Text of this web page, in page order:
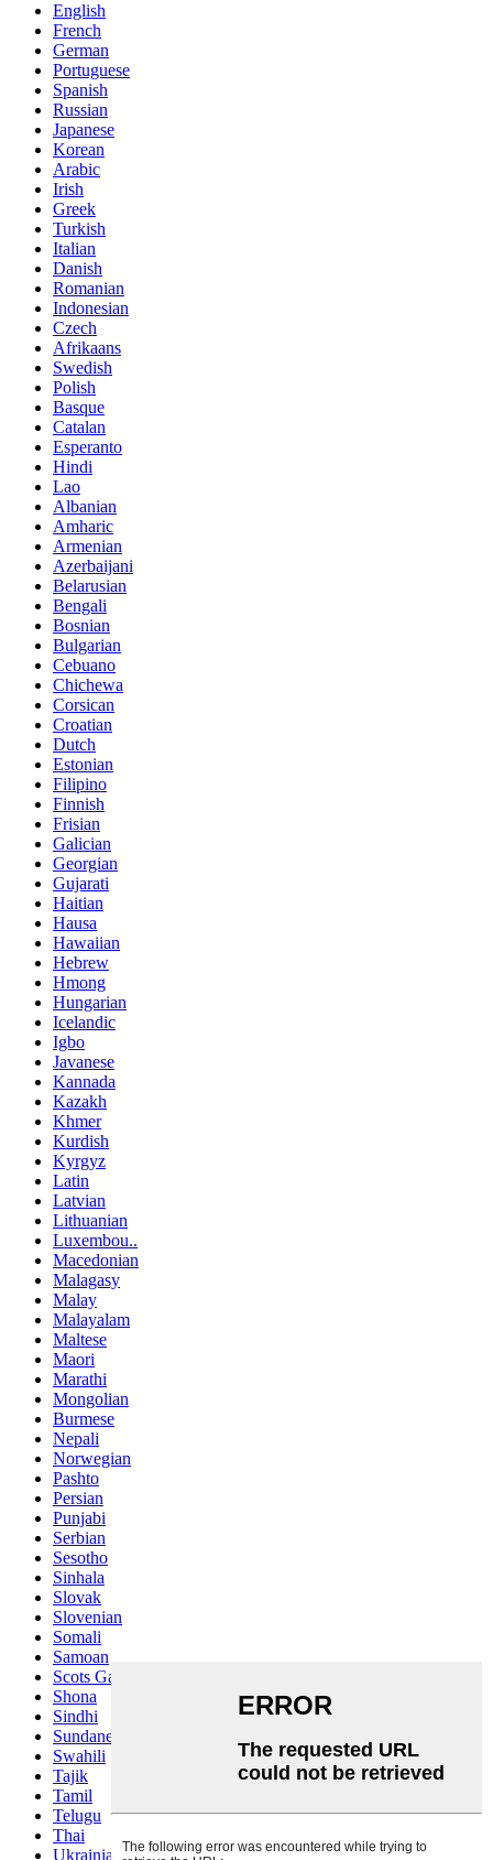
English
French
German
Portuguese
Spanish
Russian
Japanese
Korean
Arabic
Irish
Greek
Turkish
Italian
Danish
Romanian
Indonesian
Czech
Afrikaans
Swedish
Polish
Basque
Catalan
Esperanto
Hindi
Lao
Albanian
Amharic
Armenian
Azerbaijani
Belarusian
Bengali
Bosnian
Bulgarian
Cebuano
Chichewa
Corsican
Croatian
Dutch
Estonian
Filipino
Finnish
Frisian
Galician
Georgian
Gujarati
Haitian
Hausa
Hawaiian
Hebrew
Hmong
Hungarian
Icelandic
Igbo
Javanese
Kannada
Kazakh
Khmer
Kurdish
Kyrgyz
Latin
Latvian
Lithuanian
Luxembou..
Macedonian
Malagasy
Malay
Malayalam
Maltese
Maori
Marathi
Mongolian
Burmese
Nepali
Norwegian
Pashto
Persian
Punjabi
Serbian
Sesotho
Sinhala
Slovak
Slovenian
Somali
Samoan
Scots Gaelic
Shona
Sindhi
Sundanese
Swahili
Tajik
Tamil
Telugu
Thai
Ukrainian